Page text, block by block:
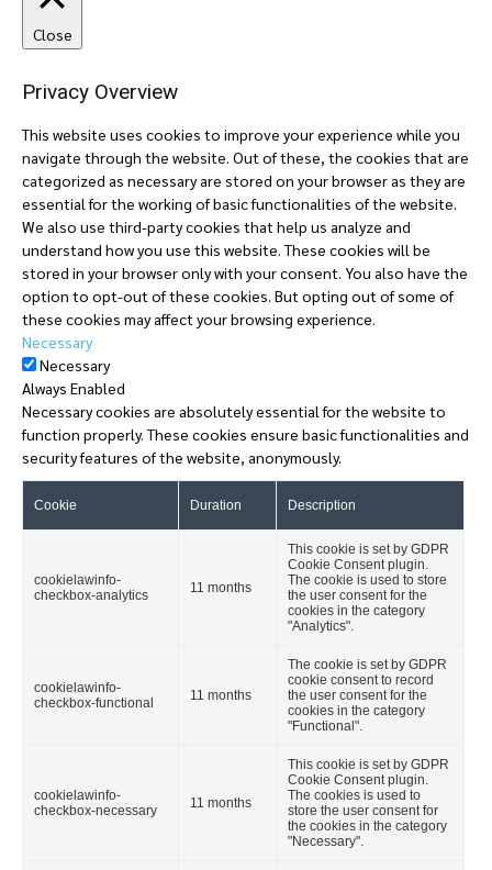
Close
Privacy Overview
This website uses cookies to improve your experience while you
navigate through the website. Out of these, the cookies that are
categorized as necessary are stored on your browser as they are
essential for the working of basic functionalities of the website.
We also use third-party cookies that help us analyze and
understand how you use this website. These cookies will be
stored in your browser only with your consent. You also have the
option to opt-out of these cookies. But opting out of some of
these cookies may affect your browsing experience.
Necessary
Necessary
Always Enabled
Necessary cookies are absolutely essential for the website to
function properly. These cookies ensure basic functionalities and
security features of the website, anonymously.
Cookie Duration Description
cookielawinfo-
checkbox-analytics
11 months
This cookie is set by GDPR
Cookie Consent plugin.
The cookie is used to store
the user consent for the
cookies in the category
"Analytics".
cookielawinfo-
checkbox-functional
11 months
The cookie is set by GDPR
cookie consent to record
the user consent for the
cookies in the category
"Functional".
cookielawinfo-
checkbox-necessary
11 months
This cookie is set by GDPR
Cookie Consent plugin.
The cookies is used to
store the user consent for
the cookies in the category
"Necessary".